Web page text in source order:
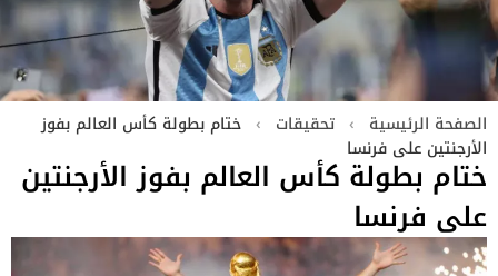
الصفحة الرئيسية › تحقيقات › ختام بطولة كأس العالم بفوز
الأرجنتين على فرنسا
ختام بطولة كأس العالم بفوز الأرجنتين
على فرنسا